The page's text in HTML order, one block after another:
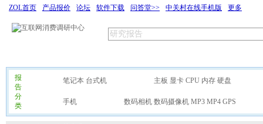
ZOL首页 产品报价 论坛 软件下载 问答堂>> 中关村在线手机版 更多
报
告
分
类
笔记本 台式机 主板 显卡 CPU 内存 硬盘
手机 数码相机 数码摄像机 MP3 MP4 GPS